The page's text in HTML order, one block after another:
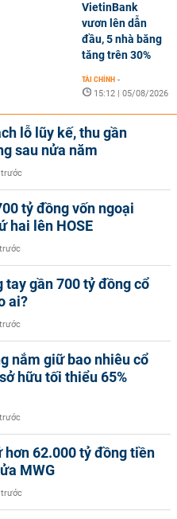
VietinBank
vươn lên dẫn
đầu, 5 nhà băng
tăng trên 30%
TÀI CHÍNH -
15:12 | 05/08/2026
lỗ lũy kế, thu gần
sau nửa năm
trước
tỷ đồng vốn ngoại
hai lên HOSE
tay gần 700 tỷ đồng cổ
ai?
nắm giữ bao nhiêu cổ
hữu tối thiểu 65%
hơn 62.000 tỷ đồng tiền
MWG
trước